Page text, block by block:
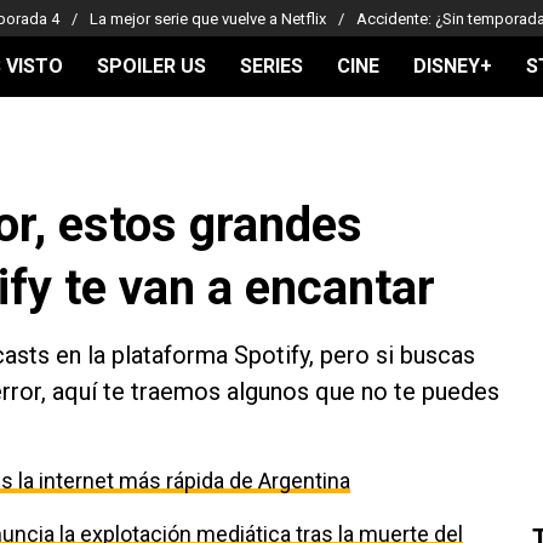
4 La mejor serie que vuelve a Netflix Accidente: ¿Sin
VISTO SPOILER US SERIES CINE DISNEY+
estos grandes
te van a encantar
en la plataforma Spotify, pero si buscas
aquí te traemos algunos que no te puedes
la internet más rápida de Argentina
la explotación mediática tras la muerte del